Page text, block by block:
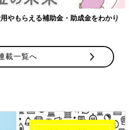
金・助成金をわかり
載一覧へ